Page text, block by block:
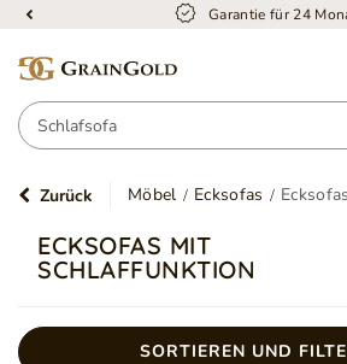
Garantie für 24 Monate
Zurück Möbel Ecksofas
ECKSOFAS MIT
SCHLAFFUNKTION
SORTIEREN UND